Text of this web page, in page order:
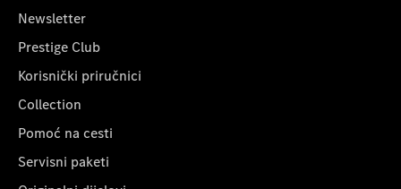
Newsletter
Prestige Club
Korisnički priručnici
Collection
Pomoć na cesti
Servisni paketi